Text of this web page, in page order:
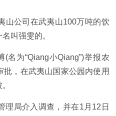
山公司在武夷山100万吨的饮
叫强雯的。
名为“Qiang小Qiang”)举报农
，在武夷山国家公园内使用
理局介入调查，并在1月12日